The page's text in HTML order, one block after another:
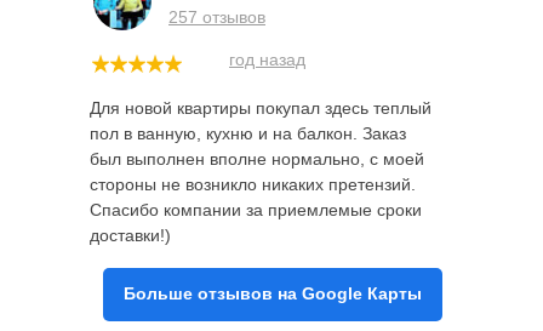
год назад
257 отзывов
Для новой квартиры покупал здесь теплый
пол в ванную, кухню и на балкон. Заказ
был выполнен вполне нормально, с моей
стороны не возникло никаких претензий.
Спасибо компании за приемлемые сроки
доставки!)
Больше отзывов на Google Карты